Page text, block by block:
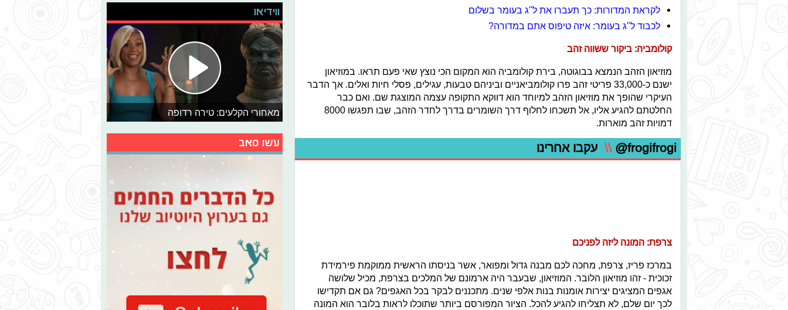
לקראת המדורות: כך תעברו את ל"ג בעומר בשלום
לכבוד ל"ג בעומר: איזה טיפוס אתם במדורה?
קולומביה: ביקור ששווה זהב
מוזיאון הזהב הנמצא בבוגוטה, בירת קולומביה הוא המקום הכי נוצץ שאי פעם תראו. במוזיאון
ישנם כ-33,000 פריטי זהב פרו קולומביאניים וביניהם טבעות, עגילים, פסלי חיות ואלים. אך הדבר
העיקרי שהופך את מוזיאון הזהב למיוחד הוא דווקא התקופה עצמה המוצגת שם. ואם כבר
החלטתם להגיע אליו, אל תשכחו לחלוף דרך השומרים בדרך לחדר הזהב, שבו תפגשו 8000
דמויות זהב מוארות.
@frogifrogi
\\ עקבו אחרינו
צרפת: המונה ליזה לפניכם
במרכז פריז, צרפת, מחכה לכם מבנה גדול ומפואר, אשר בניסתו הראשית ממוקמת פירמידת
זכוכית - זהו מוזיאון הלובר. המוזיאון, שבעבר היה ארמונם של המלכים בצרפת, מכיל שלושה
אגפים המציגים יצירות אומנות בנות אלפי שנים. מתכננים לבקר בכל האגפים? גם אם תקדישו
לכך יום שלם, לא תצליחו להגיע להכל. הציור המפורסם ביותר שתוכלו לראות בלובר הוא המונה
ווידיאו
מאחורי הקלעים: טירה רדופה
עשו סאב